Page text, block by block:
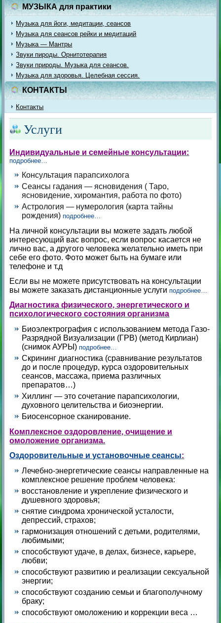
МУЗЫКА для практики
Музыка для йоги, медитации, сеансов
Музыка для сеансов рейки и медитаций
Музыка — Мантры
Звуки пироды. Орнитотерапия
Звуки природы. Музыка для сеансов.
Музыка для здоровья. Целебная сессия.
КОНТАКТЫ
Контакты
Услуги
Индивидуальные и семейные консультации:
подробнее…
Консультация парапсихолога
Сеансы гадания — ясновидения ( Таро,
ясновидение, хиромантия, работа по фото)
Астрология — нумерология (карта тайны
рождения)подробнее…
На личной консультации вы можете задать любой
интересующий вас вопрос, если вопрос касается не
лично вас, а другого человека желательно иметь при
себе его фото. Фото может быть на бумаге или
телефоне и т.д
Если вы не можете присутствовать на консультации
вы можете заказать дистанционные услугиподробнее…
Диагностика физического, энергетического и
психологического состояния организма
Биоэлектрография с использованием метода Газо-
Разрядной Визуализации (ГРВ) (метод Кирлиан)
(снимок АУРЫ)подробнее…
Скрининг диагностика (сравнивание результатов
до и после процедур, курса оздоровительных
сеансов, массажа, приема различных
препаратов…)
Хиллинг — это сочетание парапсихологии,
духовного целительства и биоэнергии.
Биосенсорное сканирование.
Комплексное оздоровление, очищение и
омоложение организма.
Оздоровительные и установочные сеансы:
Лечебно-энергетические сеансы направленные на
комплексное решение проблем человека:
восстановление и укрепление физического и
душевного здоровья;
снятие синдрома хронической усталости,
депрессий, страхов;
гармонизация отношений с детьми, родителями,
любимыми;
способствуют удаче, в делах, бизнесе, карьере,
любви;
способствуют развитию и реализации сексуальной
энергии;
способствуют созданию семьи и благополучному
браку;
способствуют омоложению и коррекции веса …